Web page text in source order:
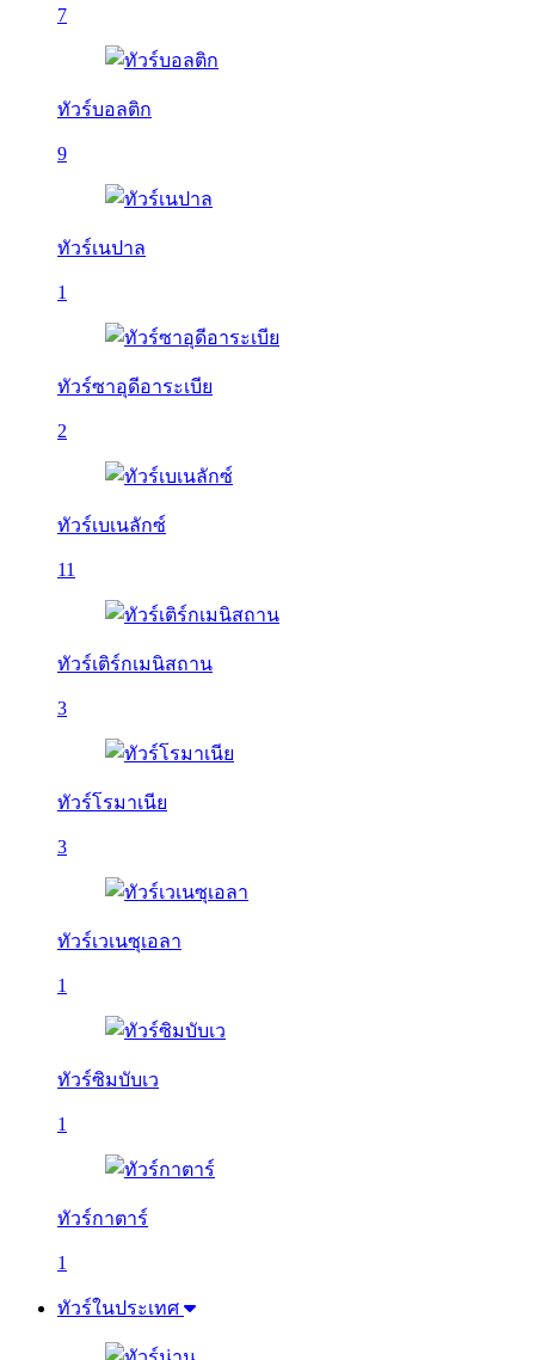
7
ทัวร์บอลติก
9
ทัวร์เนปาล
1
ทัวร์ซาอุดีอาระเบีย
2
ทัวร์เบเนลักซ์
11
ทัวร์เติร์กเมนิสถาน
3
ทัวร์โรมาเนีย
3
ทัวร์เวเนซุเอลา
1
ทัวร์ซิมบับเว
1
ทัวร์กาตาร์
1
ทัวร์ในประเทศ